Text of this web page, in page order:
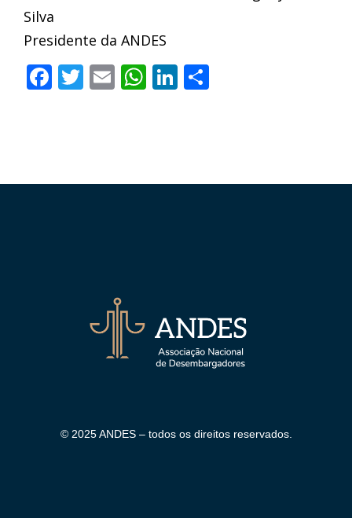
Silva
Presidente da ANDES
Facebook
Twitter
EmailWhatsApp
LinkedIn
© 2025 ANDES – todos os direitos reservados.